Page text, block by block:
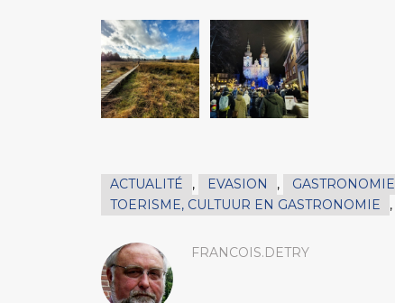
ACTUALITÉ , EVASION , GASTRONOMIE
TOERISME, CULTUUR EN GASTRONOMIE
,
FRANCOIS.DETRY